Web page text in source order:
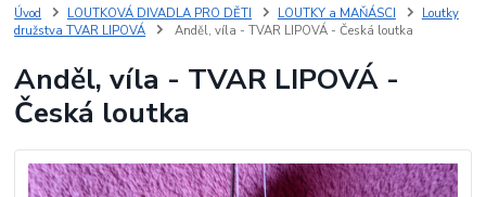
Úvod LOUTKOVÁ DIVADLA PRO DĚTI LOUTKY a MAŇÁSCI
Loutky
družstva TVAR LIPOVÁ
Anděl, víla - TVAR LIPOVÁ - Česká loutka
Anděl, víla - TVAR LIPOVÁ -
Česká loutka